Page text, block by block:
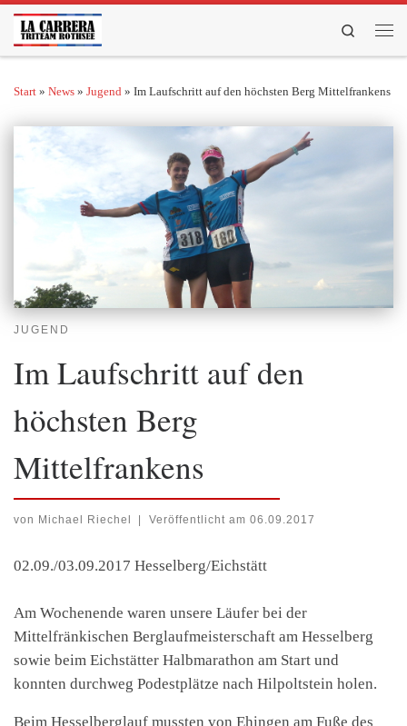
Zum Inhalt springen
Search
Start » News » Jugend » Im Laufschritt auf den höchsten Berg Mittelfrankens
JUGEND
Im Laufschritt auf den
höchsten Berg
Mittelfrankens
von Michael Riechel Veröffentlicht am 06.09.2017
02.09./03.09.2017 Hesselberg/Eichstätt
Am Wochenende waren unsere Läufer bei der
Mittelfränkischen Berglaufmeisterschaft am Hesselberg
sowie beim Eichstätter Halbmarathon am Start und
konnten durchweg Podestplätze nach Hilpoltstein holen.
Beim Hesselberglauf mussten von Ehingen am Fuße des